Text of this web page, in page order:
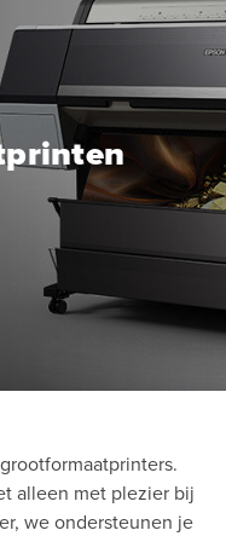
alleen met plezier bij
we ondersteunen je